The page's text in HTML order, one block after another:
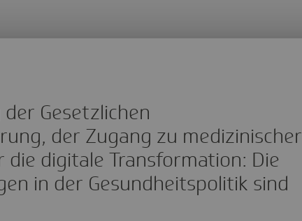
Gesetzlichen
der Zugang zu medizinischer
die digitale Transformation: Die
in der Gesundheitspolitik sind